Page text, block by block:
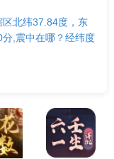
北纬37.84度，东
,震中在哪？经纬度